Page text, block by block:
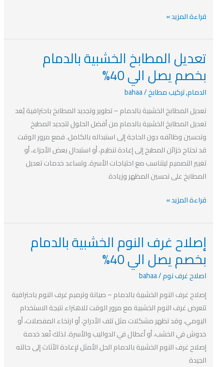
قراءة المزيد »
تعديل المطابخ الخشبية بالدمام
بخصم يصل الي 40%
الدمام,تركيب مطابخ/
bahaa
تعديل المطابخ الخشبية بالدمام – تطوير وتجديد المطابخ باحترافية يُعد
تعديل المطابخ الخشبية بالدمام من أفضل الحلول لتجديد المطبخ
وتحسين وظائفه دون الحاجة إلى استبداله بالكامل. فمع مرور الوقت
قد تحتاج خزائن المطبخ إلى إعادة تنظيم، أو استبدال بعض الأجزاء، أو
تغيير التصميم ليتناسب مع احتياجات الأسرة. وتساعد خدمات تعديل
المطابخ على تحسين المظهر وزيادة
تعديل
المطابخ
الخشبية
بالدمام
بخصم
يصل
الي
40%
قراءة المزيد »
إصلاح غرف النوم الخشبية بالدمام
بخصم يصل الي 40%
اصلاح غرف نوم/
bahaa
إصلاح غرف النوم الخشبية بالدمام – صيانة وترميم غرف النوم باحترافية
تتعرض غرف النوم الخشبية مع مرور الوقت للاهتراء نتيجة الاستخدام
اليومي، وقد تظهر مشكلات مثل تلف الأدراج، أو ارتخاء المفصلات، أو
خدوش في الخشب، أو أعطال في الدواليب والأسرة. لذلك تُعد خدمة
إصلاح غرف النوم الخشبية بالدمام الحل الأمثل لإعادة الأثاث إلى حالته
الجيدة
إصلاح
غرف
النوم
الخشبية
بالدمام
بخصم
يصل
الي
40%